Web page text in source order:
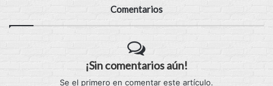
Comentarios
¡Sin comentarios aún!
Se el primero en comentar este artículo.